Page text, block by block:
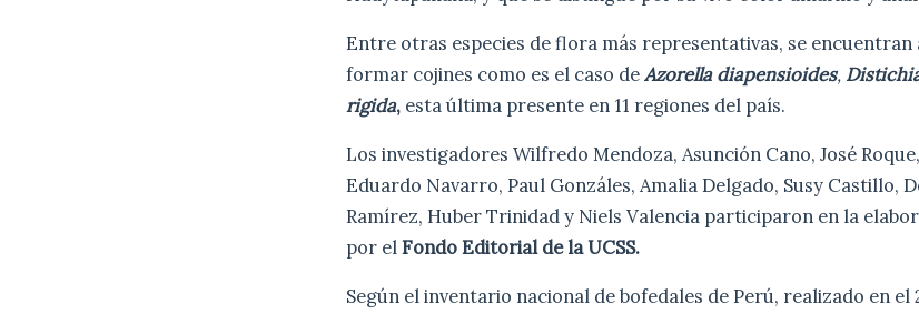
Entre otras especies de flora más representativas, se encuentran
formar cojines como es el caso deAzorella diapensioides,
rigida, esta última presente en 11 regiones del país.
Los investigadores Wilfredo Mendoza, Asunción Cano, José
Eduardo Navarro, Paul Gonzáles, Amalia Delgado, Susy Castillo,
Ramírez, Huber Trinidad y Niels Valencia participaron en la
por elFondo Editorial de la UCSS.
Según el inventario nacional de bofedales de Perú, realizado en el